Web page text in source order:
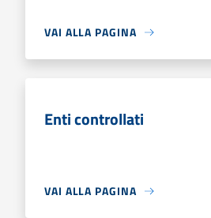
VAI ALLA PAGINA
Enti controllati
VAI ALLA PAGINA